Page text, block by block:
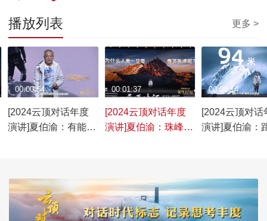
播放列表 更多 >
[2024云顶对话年度
演讲]夏伯渝：有能力
00:00:54
[2024云顶对话年度
演讲]夏伯渝：珠峰并
00:01:37
[2024云顶对话
演讲]夏伯渝：
00:01:14